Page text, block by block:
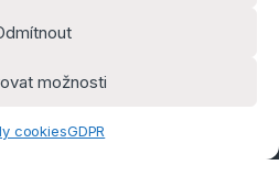
možnosti
cookiesGDPR
k.cz
8:30 - 16:00